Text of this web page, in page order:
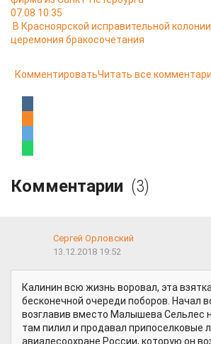
07.08 10:35
В Красноярской исправительной
церемония бракосочетания
КомментироватьЧитать все
Комментарии (3)
Сергей Орловский
13.12.2018 19:52
Калинин всю жизнь воровал, эта
бесконечной очереди поборов. Начал
возглавив вместо Малышева Сельлес
там пилил и продавал припоселковые
авиалесоохране России, которую он